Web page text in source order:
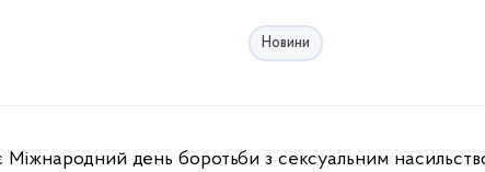
Новини
Міжнародний день боротьби з сексуальним